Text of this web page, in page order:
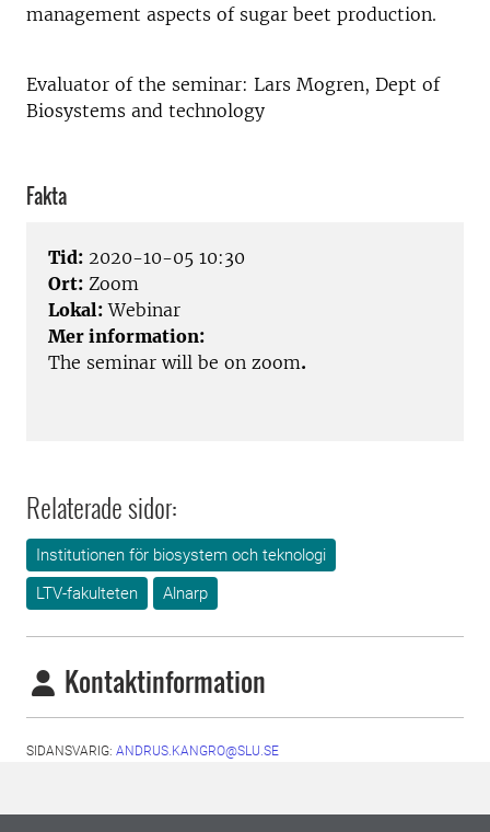
management aspects of sugar beet production.
Evaluator of the seminar: Lars Mogren, Dept of
Biosystems and technology
Fakta
Tid: 2020-10-05 10:30
Ort: Zoom
Lokal: Webinar
Mer information:
The seminar will be on zoom.
Relaterade sidor:
Institutionen för biosystem och teknologi
LTV-fakulteten
Alnarp
Kontaktinformation
SIDANSVARIG: ANDRUS.KANGRO@SLU.SE